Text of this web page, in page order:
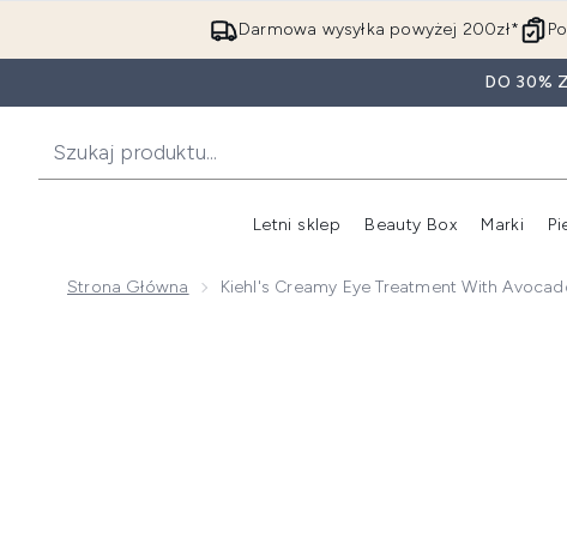
Darmowa wysyłka powyżej 200zł*
DO 30%
Letni sklep Beauty Box Marki
Strona Główna Kiehl's Creamy Eye Treatment With